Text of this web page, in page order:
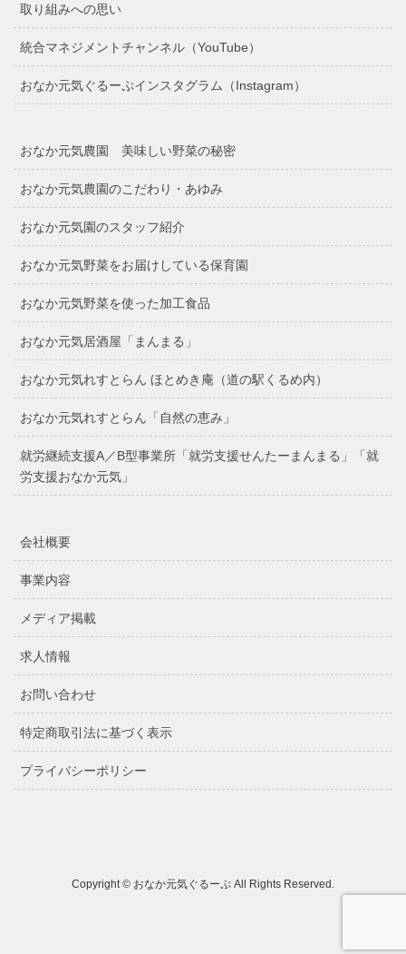
取り組みへの思い
統合マネジメントチャンネル（YouTube）
おなか元気ぐるーぷインスタグラム（Instagram）
おなか元気農園 美味しい野菜の秘密
おなか元気農園のこだわり・あゆみ
おなか元気園のスタッフ紹介
おなか元気野菜をお届けしている保育園
おなか元気野菜を使った加工食品
おなか元気居酒屋「まんまる」
おなか元気れすとらん ほとめき庵（道の駅くるめ内）
おなか元気れすとらん「自然の恵み」
就労継続支援A／B型事業所「就労支援せんたーまんまる」「就
労支援おなか元気」
会社概要
事業内容
メディア掲載
求人情報
お問い合わせ
特定商取引法に基づく表示
プライバシーポリシー
Copyright © おなか元気ぐるーぷ All Rights Reserved.